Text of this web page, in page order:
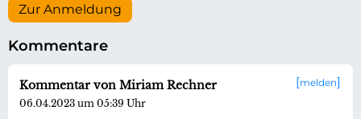
Zur Anmeldung
Kommentare
melden
Kommentar von Miriam Rechner
06.04.2023 um 05:39 Uhr